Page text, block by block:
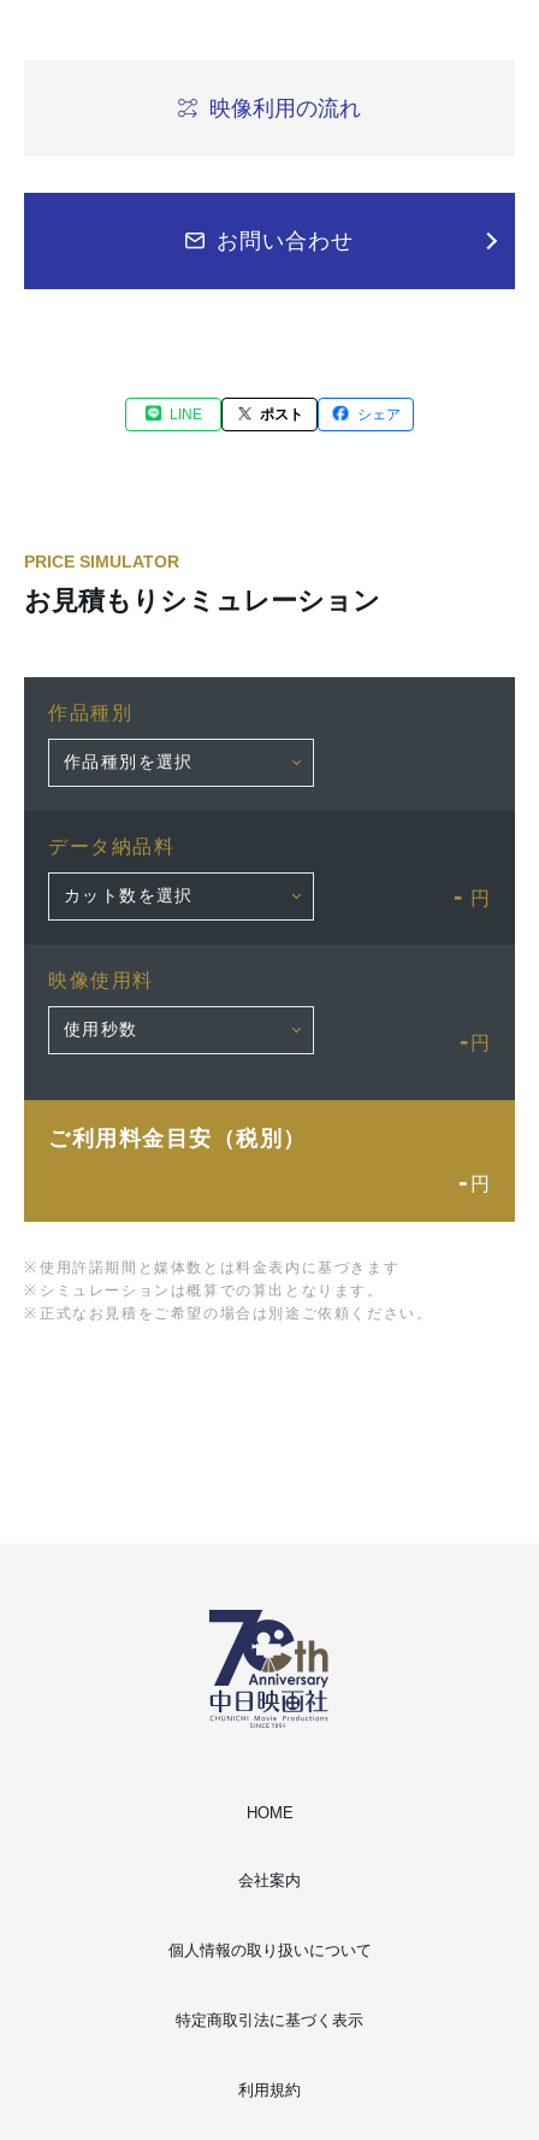
映像利用の流れ
お問い合わせ
LINE ポスト シェア
PRICE SIMULATOR
お見積もりシミュレーション
作品種別
データ納品料
- 円
映像使用料
- 円
ご利用料金目安（税別）
- 円
※ 使用許諾期間と媒体数とは料金表内に基づきます
※ シミュレーションは概算での算出となります。
※ 正式なお見積をご希望の場合は別途ご依頼ください。
HOME
会社案内
個人情報の取り扱いについて
特定商取引法に基づく表示
利用規約